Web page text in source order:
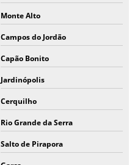
Monte Alto
Campos do Jordão
Capão Bonito
Jardinópolis
Cerquilho
Rio Grande da Serra
Salto de Pirapora